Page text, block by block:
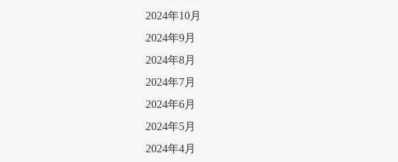
2024年10月
2024年9月
2024年8月
2024年7月
2024年6月
2024年5月
2024年4月